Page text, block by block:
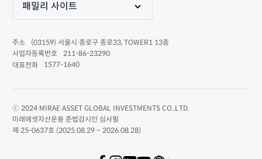
패밀리 사이트
주소
(03159) 서울시 종로구 종로33, TOWER1 13층
사업자등록번호
211-86-23290
대표전화
1577-1640
ⓒ 2024 MIRAE ASSET GLOBAL INVESTMENTS CO.,LTD.
미래에셋자산운용 준법감시인 심사필
제 25-0637호 (2025.08.29 ~ 2026.08.28)